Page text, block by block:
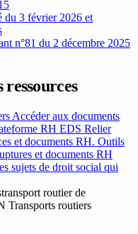
du 3 février 2026 et
n°81 du 2 décembre 2025
ressources
Accéder aux documents
RH EDS Relier
et documents RH. Outils
et documents RH
sujets de droit social qui
transport routier de
Transports routiers